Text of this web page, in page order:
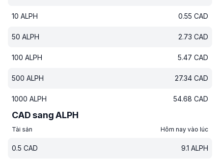
10 ALPH 0.55 CAD
50 ALPH 2.73 CAD
100 ALPH 5.47 CAD
500 ALPH 27.34 CAD
1000 ALPH 54.68 CAD
CAD sang ALPH
Tài sản Hôm nay vào lúc
0.5 CAD 9.1 ALPH